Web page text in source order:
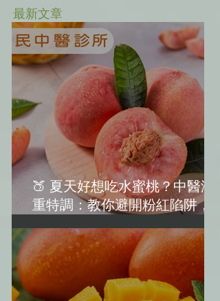
最新文章
🍑 夏天好想吃水蜜桃？中醫減
重特調：教你避開粉紅陷阱，越
吃越美麗！(水蜜桃減肥)